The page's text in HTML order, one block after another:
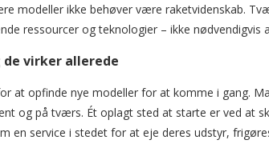
modeller ikke behøver være raketvidenskab.
ressourcer og teknologier – ikke nødvendigvis
de virker allerede
at opfinde nye modeller for at komme i gang.
og på tværs. Ét oplagt sted at starte er ved at
en service i stedet for at eje deres udstyr,